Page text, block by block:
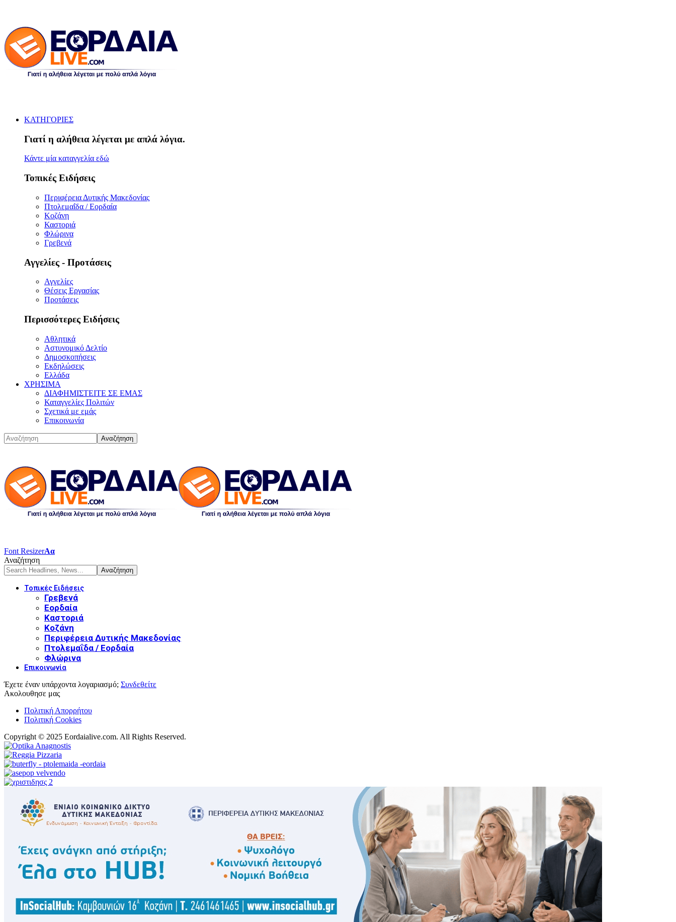
ΚΑΤΗΓΟΡΙΕΣ
Γιατί η αλήθεια λέγεται με απλά λόγια.
Κάντε μία καταγγελία εδώ
Τοπικές Ειδήσεις
Περιφέρεια Δυτικής Μακεδονίας
Πτολεμαΐδα / Εορδαία
Κοζάνη
Καστοριά
Φλώρινα
Γρεβενά
Αγγελίες - Προτάσεις
Αγγελίες
Θέσεις Εργασίας
Προτάσεις
Περισσότερες Ειδήσεις
Αθλητικά
Αστυνομικό Δελτίο
Δημοσκοπήσεις
Εκδηλώσεις
Ελλάδα
ΧΡΗΣΙΜΑ
ΔΙΑΦΗΜΙΣΤΕΙΤΕ ΣΕ ΕΜΑΣ
Καταγγελίες Πολιτών
Σχετικά με εμάς
Επικοινωνία
Font ResizerΑα
Αναζήτηση
Τοπικές Ειδήσεις
Γρεβενά
Εορδαία
Καστοριά
Κοζάνη
Περιφέρεια Δυτικής Μακεδονίας
Πτολεμαΐδα / Εορδαία
Φλώρινα
Επικοινωνία
Έχετε έναν υπάρχοντα λογαριασμό; Συνδεθείτε
Ακολουθησε μας
Πολιτική Απορρήτου
Πολιτική Cookies
Copyright © 2025 Eordaialive.com. All Rights Reserved.